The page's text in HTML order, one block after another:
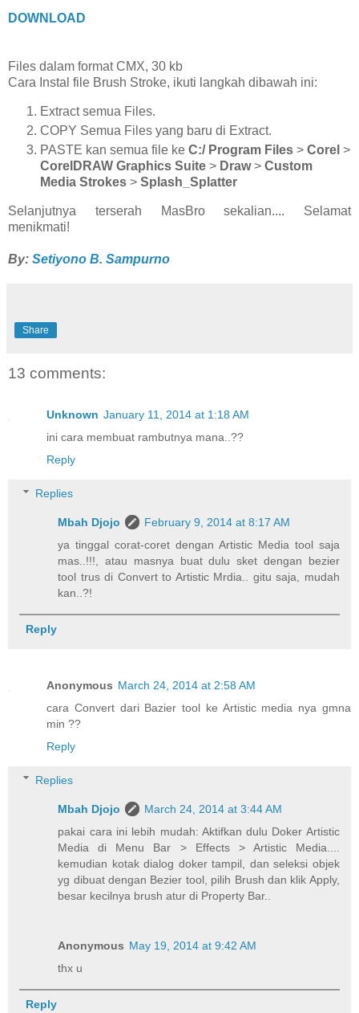
DOWNLOAD
Files dalam format CMX, 30 kb
Cara Instal file Brush Stroke, ikuti langkah dibawah ini:
Extract semua Files.
COPY Semua Files yang baru di Extract.
PASTE kan semua file ke C:/ Program Files > Corel >
CorelDRAW Graphics Suite > Draw> Custom
Media Strokes > Splash_Splatter
Selanjutnya terserah MasBro sekalian.... Selamat
menikmati!
By: Setiyono B. Sampurno
Share
13 comments:
Unknown January 11, 2014 at 1:18 AM
ini cara membuat rambutnya mana..??
Reply
Replies
Mbah Djojo
February 9, 2014 at 8:17 AM
ya tinggal corat-coret dengan Artistic Media tool saja
mas..!!!, atau masnya buat dulu sket dengan bezier
tool trus di Convert to Artistic Mrdia.. gitu saja, mudah
kan..?!
Reply
Anonymous March 24, 2014 at 2:58 AM
cara Convert dari Bazier tool ke Artistic media nya gmna
min ??
Reply
Replies
Mbah Djojo
March 24, 2014 at 3:44 AM
pakai cara ini lebih mudah: Aktifkan dulu Doker Artistic
Media di Menu Bar > Effects > Artistic Media....
kemudian kotak dialog doker tampil, dan seleksi objek
yg dibuat dengan Bezier tool, pilih Brush dan klik Apply,
besar kecilnya brush atur di Property Bar..
Anonymous May 19, 2014 at 9:42 AM
thx u
Reply